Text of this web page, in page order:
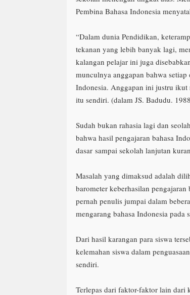
Pembina Bahasa Indonesia
“Dalam dunia Pendidikan,
tekanan yang lebih banyak lagi,
kalangan pelajar ini juga
munculnya anggapan bahwa
Indonesia. Anggapan ini justru ikut
itu sendiri. (dalam JS. Badudu.
Sudah bukan rahasia lagi dan
bahwa hasil pengajaran bahasa
dasar sampai sekolah lanjutan
Masalah yang dimaksud adalah
barometer keberhasilan
pernah penulis jumpai dalam
mengarang bahasa Indonesia pada
Dari hasil karangan para siswa
kelemahan siswa dalam
sendiri.
Terlepas dari faktor-faktor lain dari